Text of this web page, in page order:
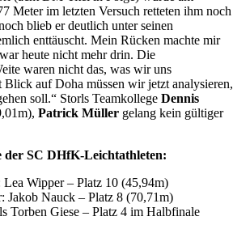
Meter im letzten Versuch retteten ihm noch
blieb er deutlich unter seinen
enttäuscht. Mein Rücken machte mir
heute nicht mehr drin. Die
waren nicht das, was wir uns
Blick auf Doha müssen wir jetzt analysieren,
soll.“ Storls TeamkollegeDennis
Patrick Müller gelang kein gültiger
der SC DHfK-Leichtathleten:
Lea Wipper – Platz 10 (45,94m)
Jakob Nauck – Platz 8 (70,71m)
Torben Giese – Platz 4 im Halbfinale